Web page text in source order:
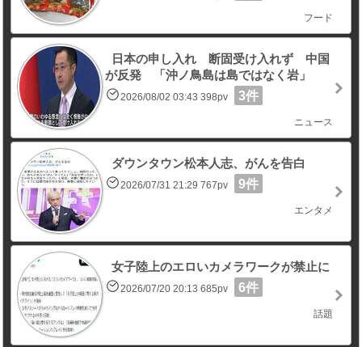
フード
日本の申し入れ 断固受け入れず 中国
が反発 「沖ノ鳥島は島ではなく岩」
2026/08/02 03:43 398pv 3件
ニュース
ダウンタウン松本人志、がんを告白
2026/07/31 21:29 767pv 9件
エンタメ
女子陸上のエロいカメラワークが禁止に
2026/07/20 20:13 685pv 6件
話題